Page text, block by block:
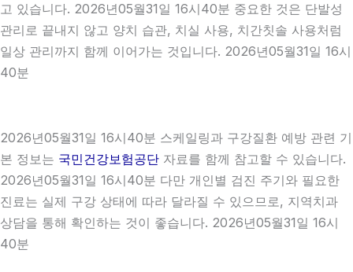
고 있습니다. 2026년05월31일 16시40분 중요한 것은 단발성
관리로 끝내지 않고 양치 습관, 치실 사용, 치간칫솔 사용처럼
일상 관리까지 함께 이어가는 것입니다. 2026년05월31일 16시
40분
2026년05월31일 16시40분 스케일링과 구강질환 예방 관련 기
본 정보는 국민건강보험공단 자료를 함께 참고할 수 있습니다.
2026년05월31일 16시40분 다만 개인별 검진 주기와 필요한
진료는 실제 구강 상태에 따라 달라질 수 있으므로, 지역치과
상담을 통해 확인하는 것이 좋습니다. 2026년05월31일 16시
40분